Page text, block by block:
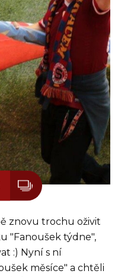
znovu trochu oživit
"Fanoušek týdne",
:) Nyní s ní
měsíce" a chtěli